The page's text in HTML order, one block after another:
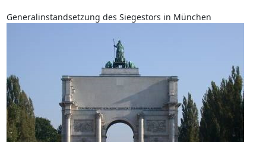
Generalinstandsetzung des Siegestors in München